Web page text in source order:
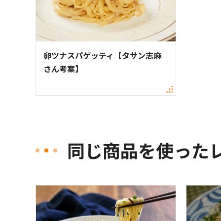
卵ツナスパゲッティ【タサン志麻
さん考案】
同じ商品を使った